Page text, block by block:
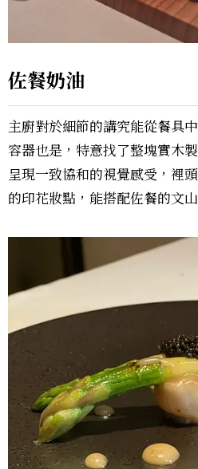
佐餐奶油
主廚對於細節的講究能從餐具
容器也是，特意找了整塊實木
呈現一致協和的視覺感受，裡
的印花妝點，能搭配佐餐的文